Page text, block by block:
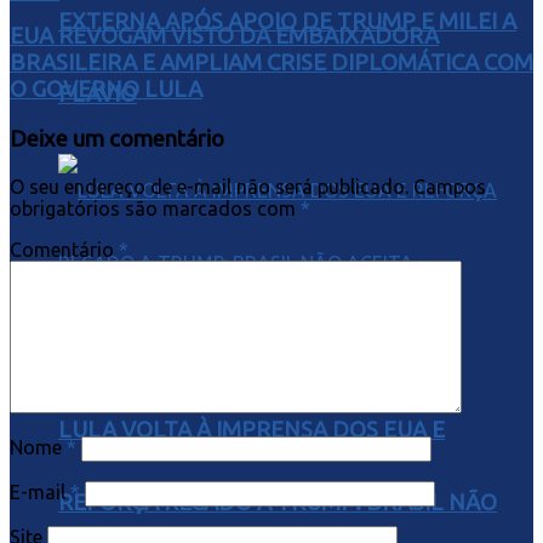
EXTERNA APÓS APOIO DE TRUMP E MILEI A
FLÁVIO
LULA VOLTA À IMPRENSA DOS EUA E
REFORÇA RECADO A TRUMP: BRASIL NÃO
EUA REVOGAM VISTO DA EMBAIXADORA
BRASILEIRA E AMPLIAM CRISE DIPLOMÁTICA COM
O GOVERNO LULA
Deixe um comentário
O seu endereço de e-mail não será publicado. Campos
obrigatórios são marcados com *
Comentário *
Nome*
E-mail*
Site